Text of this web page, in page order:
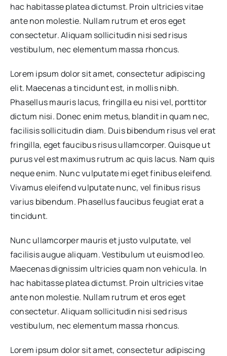
hac habitasse platea dictumst. Proin ultricies vitae
ante non molestie. Nullam rutrum et eros eget
consectetur. Aliquam sollicitudin nisi sed risus
vestibulum, nec elementum massa rhoncus.
Lorem ipsum dolor sit amet, consectetur adipiscing
elit. Maecenas a tincidunt est, in mollis nibh.
Phasellus mauris lacus, fringilla eu nisi vel, porttitor
dictum nisi. Donec enim metus, blandit in quam nec,
facilisis sollicitudin diam. Duis bibendum risus vel erat
fringilla, eget faucibus risus ullamcorper. Quisque ut
purus vel est maximus rutrum ac quis lacus. Nam quis
neque enim. Nunc vulputate mi eget finibus eleifend.
Vivamus eleifend vulputate nunc, vel finibus risus
varius bibendum. Phasellus faucibus feugiat erat a
tincidunt.
Nunc ullamcorper mauris et justo vulputate, vel
facilisis augue aliquam. Vestibulum ut euismod leo.
Maecenas dignissim ultricies quam non vehicula. In
hac habitasse platea dictumst. Proin ultricies vitae
ante non molestie. Nullam rutrum et eros eget
consectetur. Aliquam sollicitudin nisi sed risus
vestibulum, nec elementum massa rhoncus.
Lorem ipsum dolor sit amet, consectetur adipiscing